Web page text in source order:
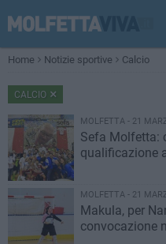
Home Notizie sportive Calcio
CALCIO
MOLFETTA - 21
Sefa Molfetta:
qualificazione
MOLFETTA - 21
Makula, per
convocazione